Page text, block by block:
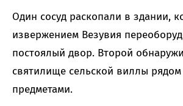
Один сосуд раскопали в здании,
извержением Везувия
постоялый двор. Второй
святилище сельской виллы
предметами.